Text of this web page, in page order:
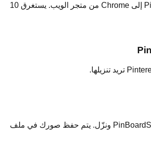
أضف PinBoardSaver إلى Chrome من متجر الويب. يستغرق 10
انقر على أيقونة PinBoardSaver ونزّل. يتم حفظ صورك في ملف